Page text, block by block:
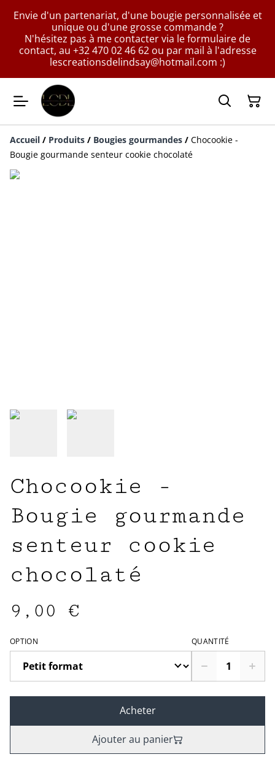
Envie d'un partenariat, d'une bougie personnalisée et
unique ou d'une grosse commande ?
N'hésitez pas à me contacter via le formulaire de
contact, au +32 470 02 46 62 ou par mail à l'adresse
lescreationsdelindsay@hotmail.com :)
Accueil / Produits / Bougies gourmandes / Chocookie -
Bougie gourmande senteur cookie chocolaté
Chocookie -
Bougie gourmande
senteur cookie
chocolaté
9,00 €
OPTION QUANTITÉ
Acheter
Ajouter au panier